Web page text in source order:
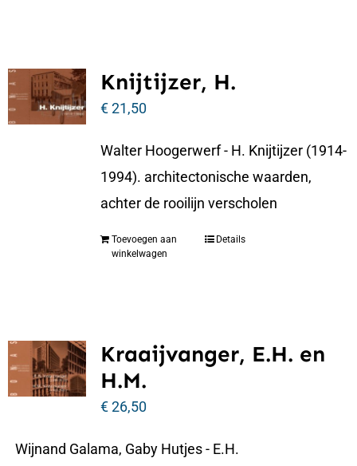
Knijtijzer, H.
€21,50
Walter Hoogerwerf - H. Knijtijzer (1914-
1994). architectonische waarden,
achter de rooilijn verscholen
Toevoegen aan
winkelwagen
Details
Kraaijvanger, E.H. en
H.M.
€26,50
Wijnand Galama, Gaby Hutjes - E.H.